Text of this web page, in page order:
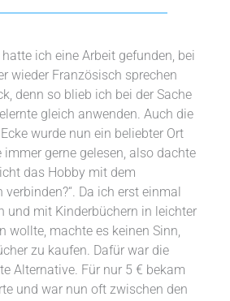
ich eine Arbeit gefunden, bei
wieder Französisch sprechen
denn so blieb ich bei der Sache
gleich anwenden. Auch die
wurde nun ein beliebter Ort
gerne gelesen, also dachte
das Hobby mit dem
Da ich erst einmal
und mit Kinderbüchern in leichter
wollte, machte es keinen Sinn,
zu kaufen. Dafür war die
Alternative. Für nur 5 € bekam
und war nun oft zwischen den